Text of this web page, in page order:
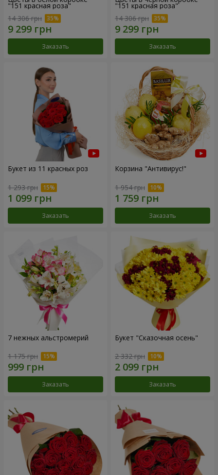
"151 красная роза"
14 306 грн
Заказать
"151 красная роза"
14 306 грн
Заказать
Букет из 11 красных роз
1 293 грн
Заказать
Корзина "Антивирус!"
1 954 грн
Заказать
7 нежных альстромерий
1 175 грн
Заказать
Букет "Сказочная осень"
2 332 грн
Заказать